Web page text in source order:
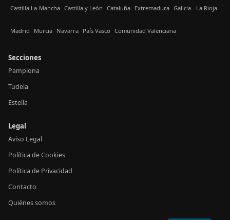
Castilla La-Mancha Castilla y León Cataluña Extremadura Galicia La Rioja
Madrid Murcia Navarra País Vasco Comunidad Valenciana
Secciones
Pamplona
Tudela
Estella
Legal
Aviso Legal
Política de Cookies
Política de Privacidad
Contacto
Quiénes somos